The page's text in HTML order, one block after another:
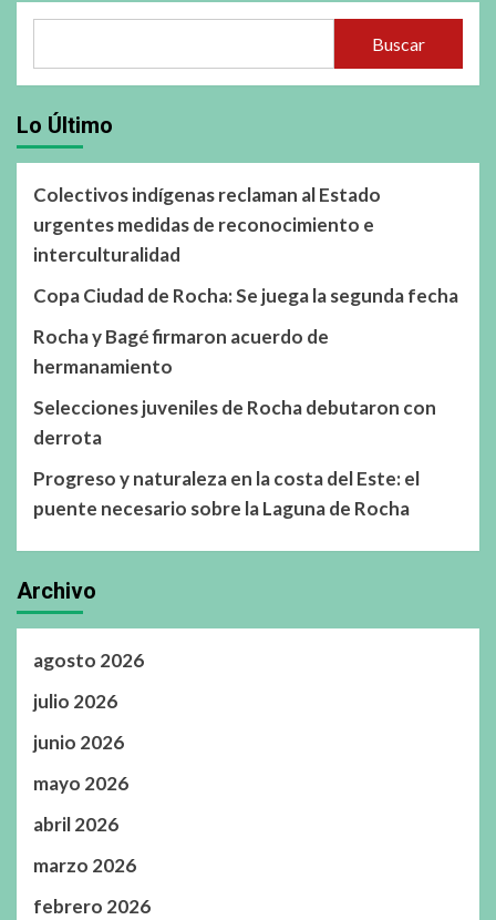
Buscar
Lo Último
Colectivos indígenas reclaman al Estado
urgentes medidas de reconocimiento e
interculturalidad
Copa Ciudad de Rocha: Se juega la segunda fecha
Rocha y Bagé firmaron acuerdo de
hermanamiento
Selecciones juveniles de Rocha debutaron con
derrota
Progreso y naturaleza en la costa del Este: el
puente necesario sobre la Laguna de Rocha
Archivo
agosto 2026
julio 2026
junio 2026
mayo 2026
abril 2026
marzo 2026
febrero 2026